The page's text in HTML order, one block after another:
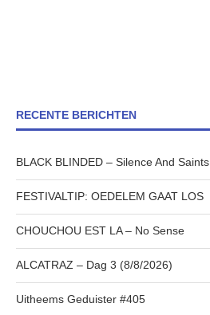
RECENTE BERICHTEN
BLACK BLINDED – Silence And Saints
FESTIVALTIP: OEDELEM GAAT LOS
CHOUCHOU EST LA – No Sense
ALCATRAZ – Dag 3 (8/8/2026)
Uitheems Geduister #405